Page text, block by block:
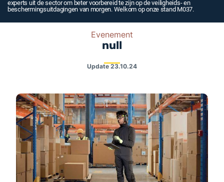
experts uit de sector om beter voorbereid te zijn op de veiligheids- en
beschermingsuitdagingen van morgen. Welkom op onze stand M037.
Evenement
null
Update 23.10.24